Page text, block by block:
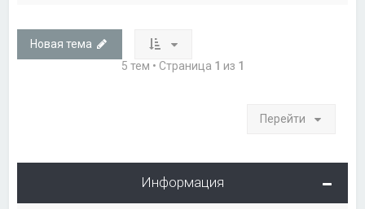
Новая тема
5 тем • Страница 1 из 1
Перейти
Информация